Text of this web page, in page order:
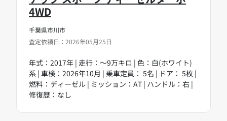
千葉県市川市
査定依頼日：2026年05月25日
4WD
年式：2017年 | 走行：～9万キロ | 色：白(ホワイト)
系 | 車検：2026年10月 | 乗車定員： 5名 | ドア： 5枚 |
燃料：ディーゼル | ミッション：AT | ハンドル：右 |
修復歴：なし